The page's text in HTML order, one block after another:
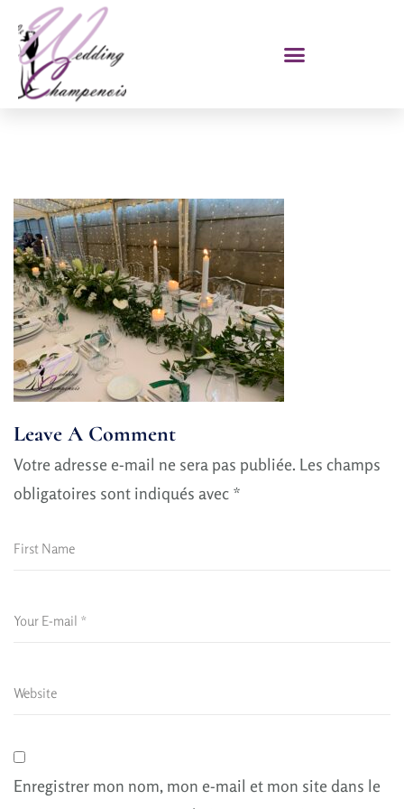
Leave A Comment
Votre adresse e-mail ne sera pas publiée. Les champs
obligatoires sont indiqués avec *
Enregistrer mon nom, mon e-mail et mon site dans le